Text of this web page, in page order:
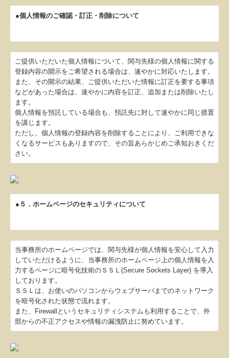
●個人情報のご確認・訂正・削除について
ご提供いただいた個人情報について、関与先様の個人情報に関する
登録内容の開示をご希望される場合は、速やかに対応いたします。
また、その開示の結果、ご提供いただいた情報に訂正を要する事項
などがあった場合は、速やかに内容を訂正、追加または削除いたし
ます。
個人情報を預託している場合も、預託先に対して速やかに同じ措置
を講じます。
ただし、個人情報の登録内容を削除することにより、ご利用できな
くなるサービスもありますので、その旨あらかじめご承知おきくだ
さい。
●５．ホームページのセキュリティについて
当事務所のホームページでは、関与先様が個人情報を安心して入力
していただけるように、当事務所のホームページ上の個人情報を入
力するページに暗号化技術のＳＳＬ(Secure Sockets Layer) を導入
しております。
ＳＳＬは、お使いのパソコンからウェブサーバまでのネットワーク
を暗号化された状態で流れます。
また、Firewallというセキュリティシステムも利用することで、外
部からの不正アクセスや情報の漏洩防止に努めています。